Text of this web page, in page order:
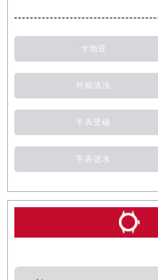
卡地亚
外观清洗
手表受磁
手表进水